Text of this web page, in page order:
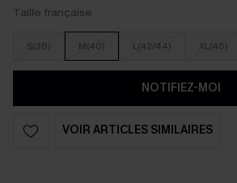
Taille française
S(38) M(40) L(42/44) XL(46)
NOTIFIEZ-MOI
VOIR ARTICLES SIMILAIRES